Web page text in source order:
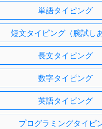
単語タイピング
短文タイピング（腕試し
長文タイピング
数字タイピング
英語タイピング
プログラミングタイピ